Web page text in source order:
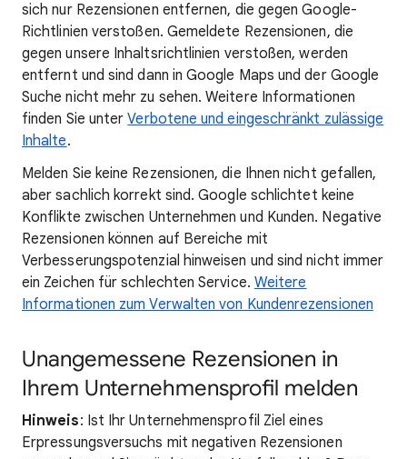
sich nur Rezensionen entfernen, die gegen Google-
Richtlinien verstoßen. Gemeldete Rezensionen, die
gegen unsere Inhaltsrichtlinien verstoßen, werden
entfernt und sind dann in Google Maps und der Google
Suche nicht mehr zu sehen. Weitere Informationen
finden Sie unterVerbotene und eingeschränkt zulässige
Inhalte.
Melden Sie keine Rezensionen, die Ihnen nicht gefallen,
aber sachlich korrekt sind. Google schlichtet keine
Konflikte zwischen Unternehmen und Kunden. Negative
Rezensionen können auf Bereiche mit
Verbesserungspotenzial hinweisen und sind nicht immer
ein Zeichen für schlechten Service. Weitere
Informationen zum Verwalten von Kundenrezensionen
Unangemessene Rezensionen in
Ihrem Unternehmensprofil melden
Hinweis: Ist Ihr Unternehmensprofil Ziel eines
Erpressungsversuchs mit negativen Rezensionen